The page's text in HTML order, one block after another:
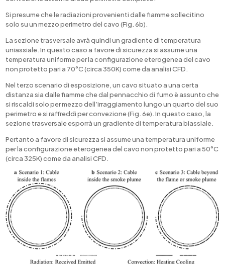
Si presume che le radiazioni provenienti dalle fiamme sollecitino
solo su un mezzo perimetro del cavo (Fig. 6b).
La sezione trasversale avrà quindi un gradiente di temperatura
uniassiale. In questo caso a favore di sicurezza si assume una
temperatura uniforme per la configurazione eterogenea del cavo
non protetto pari a 70°C (circa 350K) come da analisi CFD.
Nel terzo scenario di esposizione, un cavo situato a una certa
distanza sia dalle fiamme che dal pennacchio di fumo è assunto che
si riscaldi solo per mezzo dell’irraggiamento lungo un quarto del suo
perimetro e si raffreddi per convezione (Fig. 6e). In questo caso, la
sezione trasversale esporrà un gradiente di temperatura biassiale.
Pertanto a favore di sicurezza si assume una temperatura uniforme
per la configurazione eterogenea del cavo non protetto pari a 50°C
(circa 325K) come da analisi CFD.